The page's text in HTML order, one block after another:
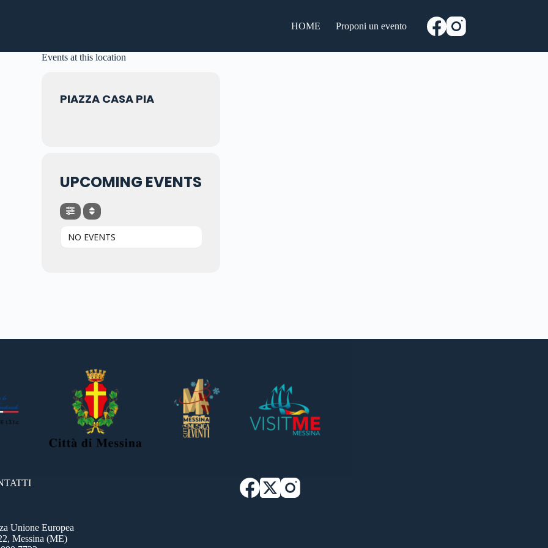
HOME Proponi un evento
Events at this location
PIAZZA CASA PIA
UPCOMING EVENTS
NO EVENTS
Unione Europea
Messina (ME)